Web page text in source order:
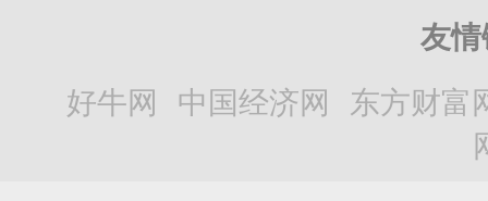
友
好牛网 中国经济网 东方财富